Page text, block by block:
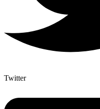
Twitter